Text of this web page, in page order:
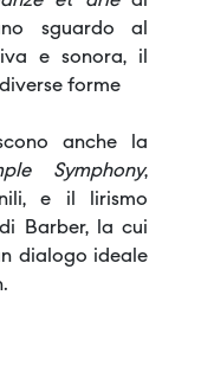
sguardo al
e sonora, il
forme
anche la
Symphony,
e il lirismo
Barber, la cui
dialogo ideale